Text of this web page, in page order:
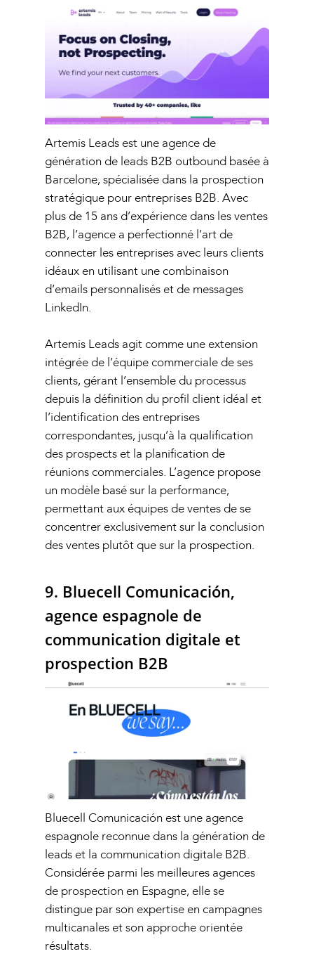
Artemis Leads est une agence de
génération de leads B2B outbound basée à
Barcelone, spécialisée dans la prospection
stratégique pour entreprises B2B. Avec
plus de 15 ans d’expérience dans les ventes
B2B, l’agence a perfectionné l’art de
connecter les entreprises avec leurs clients
idéaux en utilisant une combinaison
d’emails personnalisés et de messages
LinkedIn.
Artemis Leads agit comme une extension
intégrée de l’équipe commerciale de ses
clients, gérant l’ensemble du processus
depuis la définition du profil client idéal et
l’identification des entreprises
correspondantes, jusqu’à la qualification
des prospects et la planification de
réunions commerciales. L’agence propose
un modèle basé sur la performance,
permettant aux équipes de ventes de se
concentrer exclusivement sur la conclusion
des ventes plutôt que sur la prospection.
9. Bluecell Comunicación,
agence espagnole de
communication digitale et
prospection B2B
Bluecell Comunicación est une agence
espagnole reconnue dans la génération de
leads et la communication digitale B2B.
Considérée parmi les meilleures agences
de prospection en Espagne, elle se
distingue par son expertise en campagnes
multicanales et son approche orientée
résultats.